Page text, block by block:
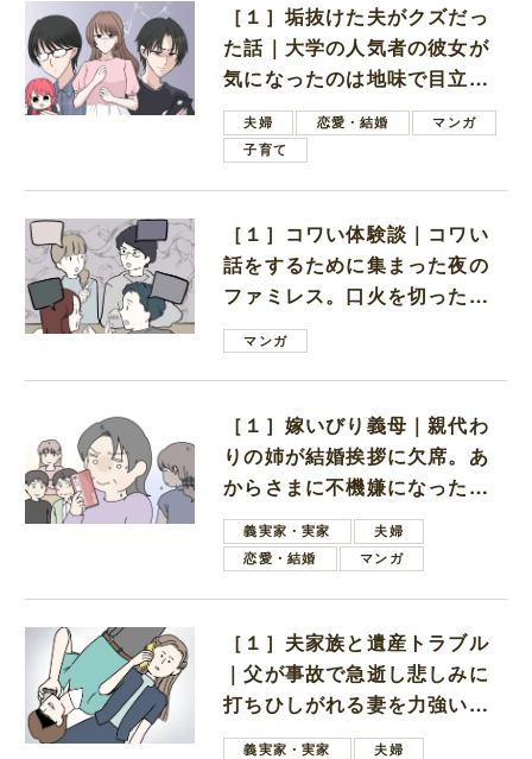
［１］垢抜けた夫がクズだっ
た話｜大学の人気者の彼女が
気になったのは地味で目立た
ない男子学生
夫婦 恋愛・結婚
マンガ
子育て
［１］コワい体験談｜コワい
話をするために集まった夜の
ファミレス。口火を切ったの
は電車好きの男の子ママ
マンガ
［１］嫁いびり義母｜親代わ
りの姉が結婚挨拶に欠席。あ
からさまに不機嫌になった義
母義実家・実家
夫婦
恋愛・結婚
マンガ
［１］夫家族と遺産トラブル
｜父が事故で急逝し悲しみに
打ちひしがれる妻を力強い言
葉で励ます夫
義実家・実家
夫婦